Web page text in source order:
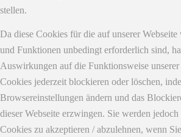
stellen.
Da diese Cookies für die auf unserer
und Funktionen unbedingt erforderlich sind,
Auswirkungen auf die Funktionsweise unserer
Cookies jederzeit blockieren oder löschen,
Browsereinstellungen ändern und das
dieser Webseite erzwingen. Sie werden
Cookies zu akzeptieren / abzulehnen, wenn